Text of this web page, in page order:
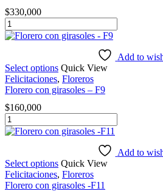
cantidad
$330,000
Ref
31
con
rosas,
girasoles
chocolates.
cantidad
Add to
Select options Quick View
Felicitaciones, Floreros
Florero con girasoles – F9
$160,000
Florero
con
F9
cantidad
Add to
Select options Quick View
Felicitaciones, Floreros
Florero con girasoles -F11